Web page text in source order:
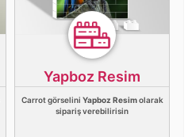
Yapboz Resim
Carrot görselini Yapboz Resimolarak
sipariş verebilirisin